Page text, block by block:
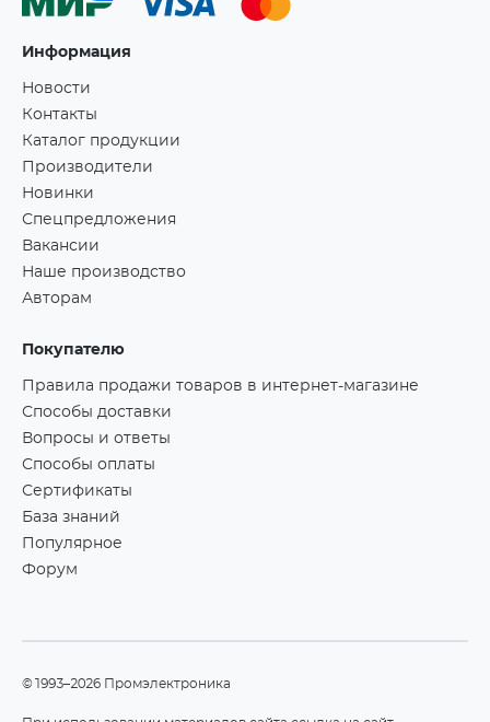
Информация
Новости
Контакты
Каталог продукции
Производители
Новинки
Спецпредложения
Вакансии
Наше производство
Авторам
Покупателю
Правила продажи товаров в интернет-магазине
Способы доставки
Вопросы и ответы
Способы оплаты
Сертификаты
База знаний
Популярное
Форум
©1993–2026 Промэлектроника